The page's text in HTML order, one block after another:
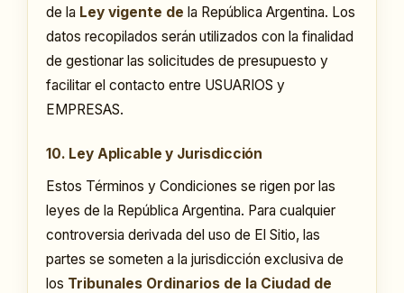
de la Ley vigente de la República Argentina. Los
datos recopilados serán utilizados con la finalidad
de gestionar las solicitudes de presupuesto y
facilitar el contacto entre USUARIOS y
EMPRESAS.
10. Ley Aplicable y Jurisdicción
Estos Términos y Condiciones se rigen por las
leyes de la República Argentina. Para cualquier
controversia derivada del uso de El Sitio, las
partes se someten a la jurisdicción exclusiva de
los Tribunales Ordinarios de la Ciudad de